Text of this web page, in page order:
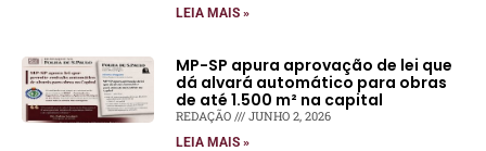
LEIA MAIS »
MP-SP apura aprovação de lei que
dá alvará automático para obras
de até 1.500 m² na capital
REDAÇÃO JUNHO 2, 2026
LEIA MAIS »